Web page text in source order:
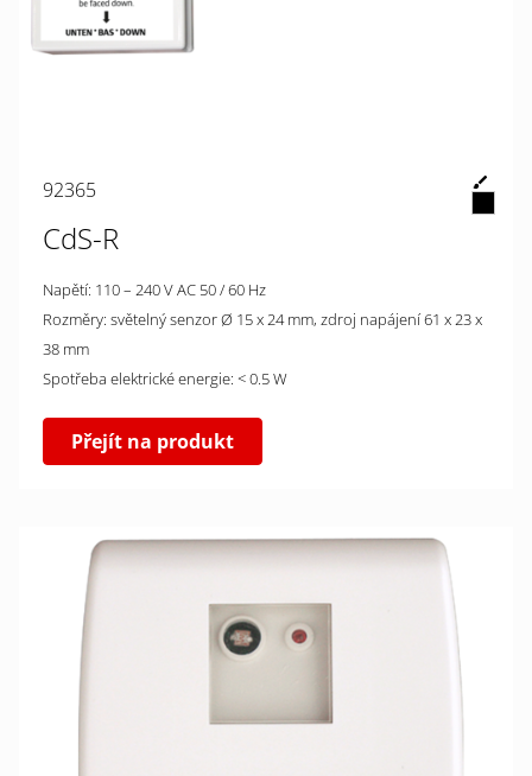
92365
CdS-R
Napětí: 110 – 240 V AC 50 / 60 Hz
Rozměry: světelný senzor Ø 15 x 24 mm, zdroj napájení 61 x 23 x
38 mm
Spotřeba elektrické energie: < 0.5 W
Přejít na produkt